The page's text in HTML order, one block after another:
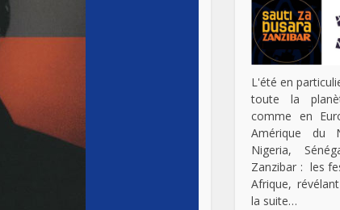
L'été en
toute la
comme en
Amérique du
Nigeria,
Zanzibar : les
Afrique,
la suite…